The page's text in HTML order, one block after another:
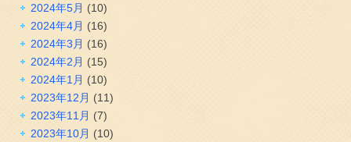
2024年5月 (10)
2024年4月 (16)
2024年3月 (16)
2024年2月 (15)
2024年1月 (10)
2023年12月 (11)
2023年11月 (7)
2023年10月 (10)